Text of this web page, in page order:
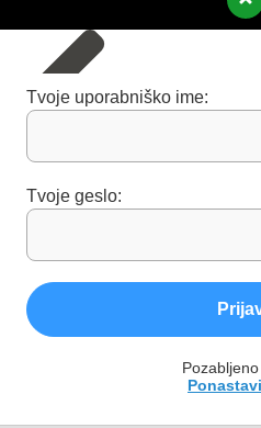
Tvoje uporabniško ime:
Tvoje geslo: